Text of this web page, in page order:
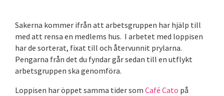
Sakerna kommer ifrån att arbetsgruppen har hjälp till
med att rensa en medlems hus. I arbetet med loppisen
har de sorterat, fixat till och återvunnit prylarna.
Pengarna från det du fyndar går sedan till en utflykt
arbetsgruppen ska genomföra.
Loppisen har öppet samma tider som Café Cato på